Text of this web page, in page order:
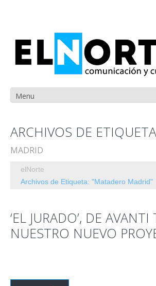
ARCHIVOS DE
MADRID
elNorte
Archivos de Etiqueta: "Matadero Madrid"
‘EL JURADO’, DE AVANTI
NUESTRO NUEVO